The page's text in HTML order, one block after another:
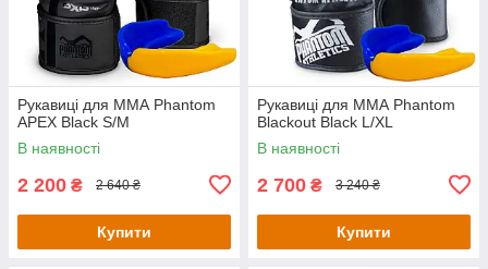
Рукавиці для ММА Phantom
APEX Black S/M
В наявності
2 200 ₴ 2 640 ₴
Купити
Рукавиці для ММА Phantom
Blackout Black L/XL
В наявності
2 700 ₴ 3 240 ₴
Купити